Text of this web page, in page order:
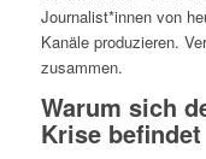
Journalist*innen von
Kanäle produzieren.
zusammen.
Warum sich
Krise befindet